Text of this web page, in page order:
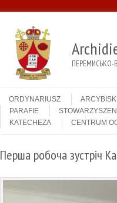
ПЕРЕМИСЬКО-
Menu
ORDYNARIUSZ
PARAFIE
KATECHEZA
CENTRUM
Перша робоча зустріч